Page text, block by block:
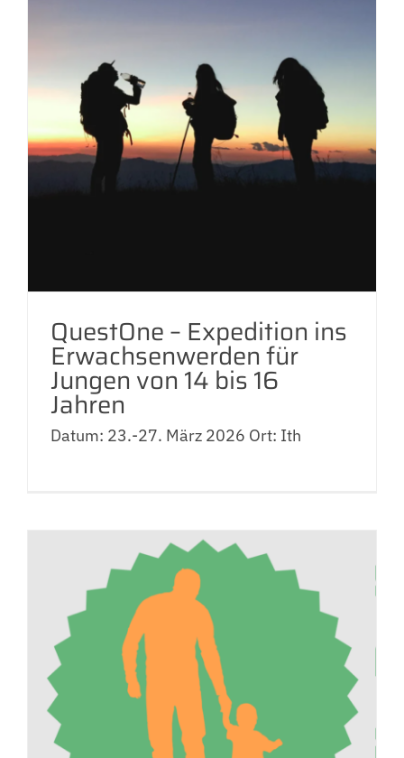
QuestOne – Expedition ins
Erwachsenwerden für
Jungen von 14 bis 16
Jahren
Datum: 23.-27. März 2026 Ort: Ith